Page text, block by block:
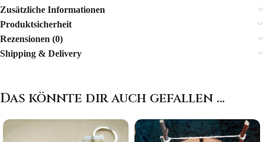
Zusätzliche Informationen
Produktsicherheit
Rezensionen (0)
Shipping & Delivery
Das könnte dir auch gefallen …